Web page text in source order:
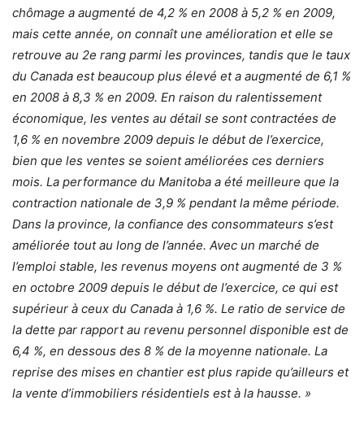
chômage a augmenté de 4,2 % en 2008 à 5,2 % en 2009,
mais cette année, on connaît une amélioration et elle se
retrouve au 2e rang parmi les provinces, tandis que le taux
du Canada est beaucoup plus élevé et a augmenté de 6,1 %
en 2008 à 8,3 % en 2009. En raison du ralentissement
économique, les ventes au détail se sont contractées de
1,6 % en novembre 2009 depuis le début de l’exercice,
bien que les ventes se soient améliorées ces derniers
mois. La performance du Manitoba a été meilleure que la
contraction nationale de 3,9 % pendant la même période.
Dans la province, la confiance des consommateurs s’est
améliorée tout au long de l’année. Avec un marché de
l’emploi stable, les revenus moyens ont augmenté de 3 %
en octobre 2009 depuis le début de l’exercice, ce qui est
supérieur à ceux du Canada à 1,6 %. Le ratio de service de
la dette par rapport au revenu personnel disponible est de
6,4 %, en dessous des 8 % de la moyenne nationale. La
reprise des mises en chantier est plus rapide qu’ailleurs et
la vente d’immobiliers résidentiels est à la hausse. »